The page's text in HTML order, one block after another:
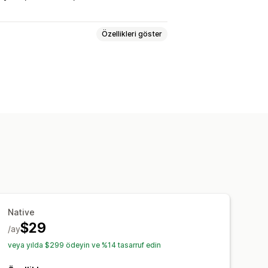
Özellikleri göster
Native
$29
/ay
veya yılda $299 ödeyin ve %14 tasarruf edin